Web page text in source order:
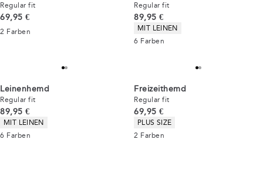
Regular fit
Preis
69,95 €
2 Farben
Regular fit
Preis
89,95 €
Produkteigenschaften
MIT LEINEN
6 Farben
Leinenhemd
Regular fit
Preis
89,95 €
Produkteigenschaften
MIT LEINEN
6 Farben
Freizeithemd
Regular fit
Preis
69,95 €
Produkteigenschaften
PLUS SIZE
2 Farben